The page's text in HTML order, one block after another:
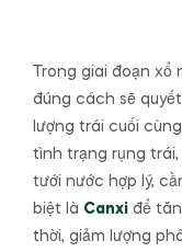
Trong giai đoạn
đúng cách sẽ
lượng trái cuối
tình trạng rụng
tưới nước hợp lý,
biệt là Canxi để
thời, giảm lượng